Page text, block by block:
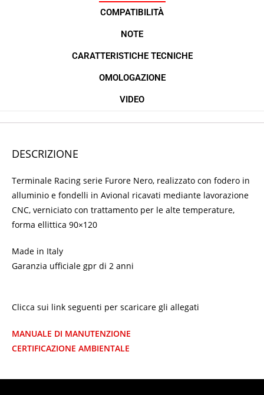
COMPATIBILITÀ
NOTE
CARATTERISTICHE TECNICHE
OMOLOGAZIONE
VIDEO
DESCRIZIONE
Terminale Racing serie Furore Nero, realizzato con fodero in
alluminio e fondelli in Avional ricavati mediante lavorazione
CNC, verniciato con trattamento per le alte temperature,
forma ellittica 90×120
Made in Italy
Garanzia ufficiale gpr di 2 anni
Clicca sui link seguenti per scaricare gli allegati
MANUALE DI MANUTENZIONE
CERTIFICAZIONE AMBIENTALE